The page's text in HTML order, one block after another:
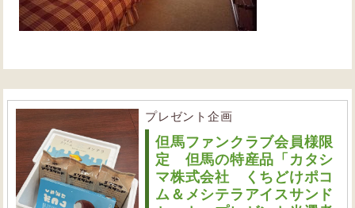
プレゼント企画
但馬ファンクラブ会員様限
定 但馬の特産品「カタシ
マ株式会社 くちどけポコ
ム＆メシテラアイスサンド